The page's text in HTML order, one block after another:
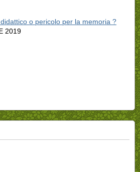
o pericolo per la memoria ?
2019